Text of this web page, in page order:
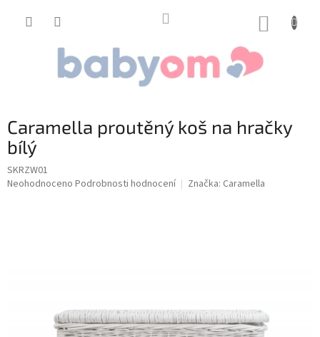
Caramella proutěný koš na hračky
bílý
SKRZW01
Průměrné
Neohodnoceno Podrobnosti hodnocení Značka: Caramella